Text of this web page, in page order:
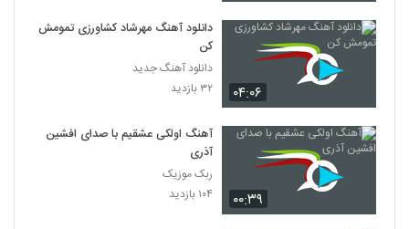
۰۴:۰۶
دانلود آهنگ مهرشاد کشاورزی تمومش
کن
دانلود آهنگ جدید
۳۲ بازدید
۰۰:۳۹
آهنگ اولکی عشقیم با صدای افشین
آذری
ربک موزیک
۱۰۴ بازدید